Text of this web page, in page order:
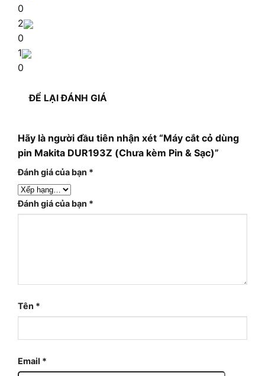
0
2
0
1
0
ĐỂ LẠI ĐÁNH GIÁ
Hãy là người đầu tiên nhận xét “Máy cắt cỏ dùng
pin Makita DUR193Z (Chưa kèm Pin & Sạc)”
Đánh giá của bạn *
Đánh giá của bạn *
Tên *
Email *